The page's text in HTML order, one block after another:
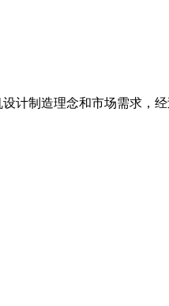
计制造理念和市场需求，